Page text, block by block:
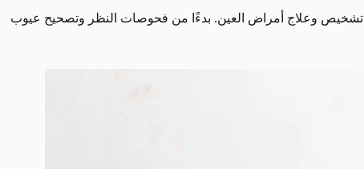
تشخيص وعلاج أمراض العين. بدءًا من فحوصات النظر وتصحيح عيوب